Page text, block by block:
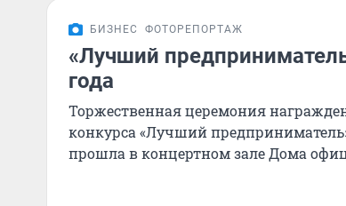
БИЗНЕС ФОТОРЕПОРТАЖ
«Лучший
года
Торжественная церемония
конкурса «Лучший
прошла в концертном зале Дома